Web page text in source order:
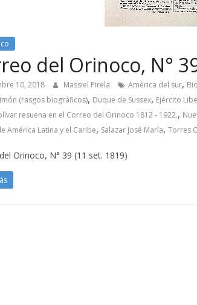
del Orinoco, N°
10, 2018 Massiel Pirela América del sur,
(rasgos biográficos), Duque de Sussex, Ejército
resuena en el Correo del Orinoco 1812 - 1922.,
América Latina y el Caribe, Salazar José María, Torres
Orinoco, N° 39 (11 set. 1819)